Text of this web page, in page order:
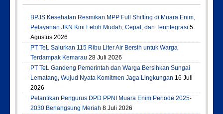
BPJS Kesehatan Resmikan MPP Full Shifting di Muara Enim,
Pelayanan JKN Kini Lebih Mudah, Cepat, dan Terintegrasi 5
Agustus 2026
PT TeL Salurkan 115 Ribu Liter Air Bersih untuk Warga
Terdampak Kemarau 28 Juli 2026
PT TeL Gandeng Pemerintah dan Warga Bersihkan Sungai
Lematang, Wujud Nyata Komitmen Jaga Lingkungan 16 Juli
2026
Pelantikan Pengurus DPD PPNI Muara Enim Periode 2025-
2030 Berlangsung Meriah 8 Juli 2026